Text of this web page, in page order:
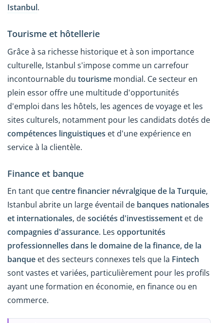
Istanbul.
Tourisme et hôtellerie
Grâce à sa richesse historique et à son importance
culturelle, Istanbul s'impose comme un carrefour
incontournable du tourisme mondial. Ce secteur en
plein essor offre une multitude d'opportunités
d'emploi dans les hôtels, les agences de voyage et les
sites culturels, notamment pour les candidats dotés de
compétences linguistiques et d'une expérience en
service à la clientèle.
Finance et banque
En tant quecentre financier névralgique de la Turquie,
Istanbul abrite un large éventail de banques nationales
et internationales, desociétés d'investissement et de
compagnies d'assurance. Les opportunités
professionnelles dans le domaine de la finance, de la
banque et des secteurs connexes tels que la Fintech
sont vastes et variées, particulièrement pour les profils
ayant une formation en économie, en finance ou en
commerce.